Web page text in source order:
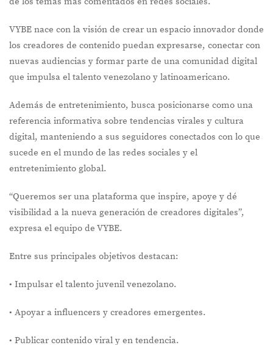
VYBE nace con la visión de crear un espacio innovador donde
los creadores de contenido puedan expresarse, conectar con
nuevas audiencias y formar parte de una comunidad digital
que impulsa el talento venezolano y latinoamericano.
Además de entretenimiento, busca posicionarse como una
referencia informativa sobre tendencias virales y cultura
digital, manteniendo a sus seguidores conectados con lo que
sucede en el mundo de las redes sociales y el
entretenimiento global.
“Queremos ser una plataforma que inspire, apoye y dé
visibilidad a la nueva generación de creadores digitales”,
expresa el equipo de VYBE.
Entre sus principales objetivos destacan:
•⁠ Impulsar el talento juvenil venezolano.
•⁠ Apoyar a influencers y creadores emergentes.
•⁠ Publicar contenido viral y en tendencia.